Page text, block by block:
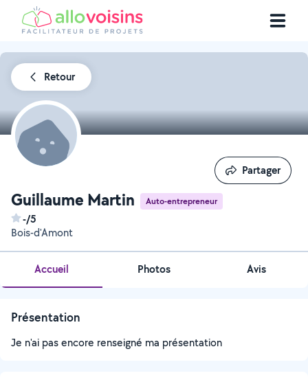
Retour
Guillaume Martin Auto-entrepreneur
-/5
Bois-d'Amont
Partager
Partager
Accueil Photos Avis
Présentation
Je n'ai pas encore renseigné ma présentation